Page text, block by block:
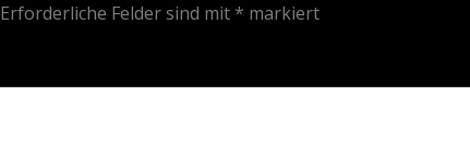
Erforderliche Felder sind mit * markiert